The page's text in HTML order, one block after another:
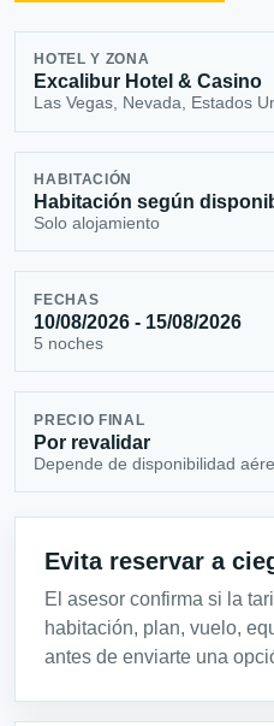
HOTEL Y ZONA
Excalibur Hotel & Casino
Las Vegas, Nevada, Estados
HABITACIÓN
Habitación según
Solo alojamiento
FECHAS
10/08/2026 - 15/08/2026
5 noches
PRECIO FINAL
Por revalidar
Depende de disponibilidad
Evita reservar a
El asesor confirma si la
habitación, plan, vuelo,
antes de enviarte una